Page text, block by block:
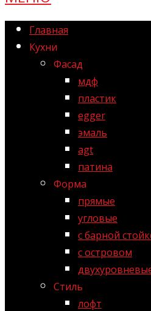
Главная
Кухни
Фасад
мдф
пластик
egger
эмаль
agt
патина
Форма
прямые
угловые
с барной
с островом
Стиль
лофт